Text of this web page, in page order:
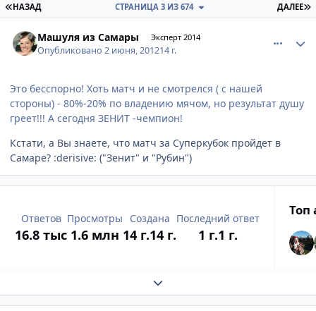
ПЕРВАЯ СТРАНИЦА
НАЗАД ДАЛЕЕ
СТРАНИЦА 3 ИЗ 674
Машуля из Самары Эксперт 2014
Опубликовано2 июня, 201214 г.
Это бесспорно! Хоть матч и не смотрелся ( с нашей
стороны) - 80%-20% по владению мячом, но результат душу
греет!!! А сегодня ЗЕНИТ -чемпион!
Кстати, а Вы знаете, что матч за Суперкубок пройдет в
Самаре? :derisive: ("Зенит" и "Рубин")
Ответов
16.8 тыс
Просмотры
1.6 млн
Создана
14 г.14 г.
Последний ответ
1 г.1 г.
Топ
Развернуть обзор темы